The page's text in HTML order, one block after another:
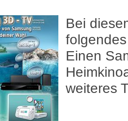
Bei
Einen
weiteres